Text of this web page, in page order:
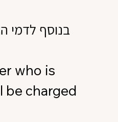
בנוסף לדמי
who is
be charged